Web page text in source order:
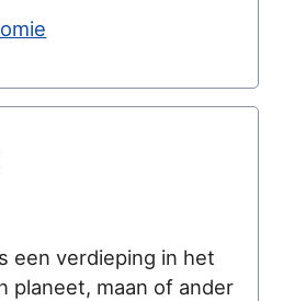
een verdieping in het
planeet, maan of ander